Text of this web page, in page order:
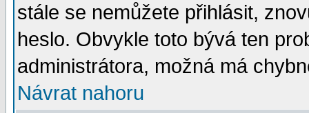
stále se nemůžete přihlásit,
heslo. Obvykle toto bývá ten
administrátora, možná má
Návrat nahoru